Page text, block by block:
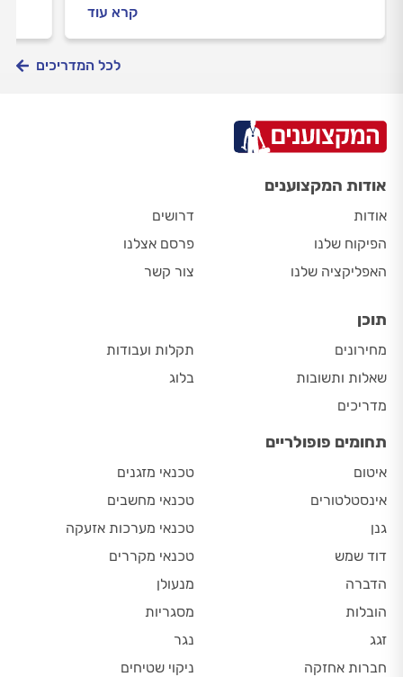
קרא עוד
לכל המדריכים
אודות המקצוענים
אודות
הפיקוח שלנו
האפליקציה שלנו
דרושים
פרסם אצלנו
צור קשר
תוכן
מחירונים
שאלות ותשובות
מדריכים
תקלות ועבודות
בלוג
תחומים פופולריים
איטום
אינסטלטורים
גנן
דוד שמש
הדברה
הובלות
זגג
חברות אחזקה
טכנאי מזגנים
טכנאי מחשבים
טכנאי מערכות אזעקה
טכנאי מקררים
מנעולן
מסגריות
נגר
ניקוי שטיחים